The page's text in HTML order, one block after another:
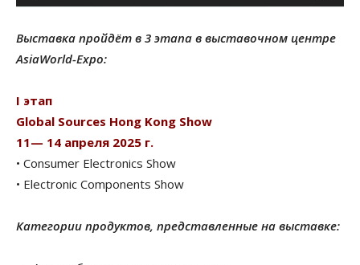
Выставка пройдёт в 3 этапа в выставочном центре
AsiaWorld-Expo:
I этап
Global Sources Hong Kong Show
11— 14 апреля 2025 г.
• Consumer Electronics Show
• Electronic Components Show
Категории продуктов, представленные на выставке: